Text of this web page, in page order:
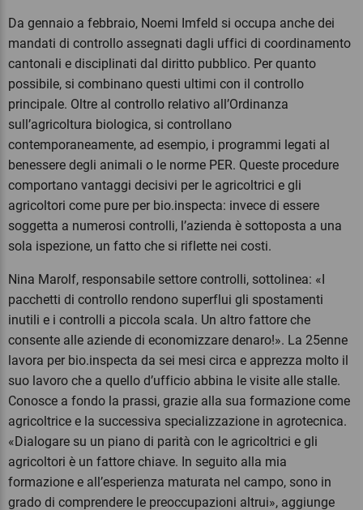
Da gennaio a febbraio, Noemi Imfeld si occupa anche dei
mandati di controllo assegnati dagli uffici di coordinamento
cantonali e disciplinati dal diritto pubblico. Per quanto
possibile, si combinano questi ultimi con il controllo
principale. Oltre al controllo relativo all’Ordinanza
sull’agricoltura biologica, si controllano
contemporaneamente, ad esempio, i programmi legati al
benessere degli animali o le norme PER. Queste procedure
comportano vantaggi decisivi per le agricoltrici e gli
agricoltori come pure per bio.inspecta: invece di essere
soggetta a numerosi controlli, l’azienda è sottoposta a una
sola ispezione, un fatto che si riflette nei costi.
Nina Marolf, responsabile settore controlli, sottolinea: «I
pacchetti di controllo rendono superflui gli spostamenti
inutili e i controlli a piccola scala. Un altro fattore che
consente alle aziende di economizzare denaro!». La 25enne
lavora per bio.inspecta da sei mesi circa e apprezza molto il
suo lavoro che a quello d’ufficio abbina le visite alle stalle.
Conosce a fondo la prassi, grazie alla sua formazione come
agricoltrice e la successiva specializzazione in agrotecnica.
«Dialogare su un piano di parità con le agricoltrici e gli
agricoltori è un fattore chiave. In seguito alla mia
formazione e all’esperienza maturata nel campo, sono in
grado di comprendere le preoccupazioni altrui», aggiunge